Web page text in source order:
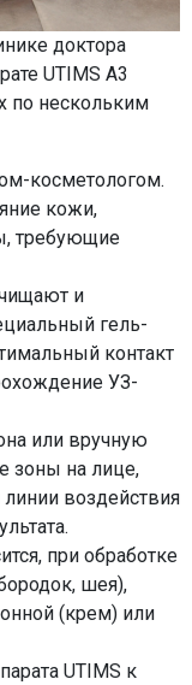
доктора
UTIMS A3
по нескольким
косметологом.
кожи,
требующие
и
гель-
контакт
УЗ-
или вручную
зоны на лице,
воздействия
при обработке
шея),
(крем) или
UTIMS к